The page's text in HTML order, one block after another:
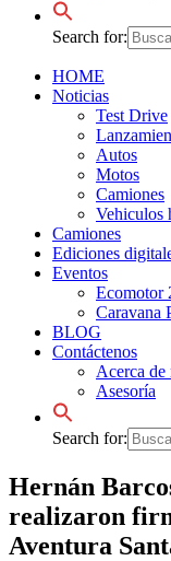
Search for:
HOME
Noticias
Test Drive
Autos
Motos
Camiones
Vehiculos
Camiones
Ediciones
Eventos
Ecomotor
Caravana
BLOG
Contáctenos
Acerca de
Asesoría
Search for:
Hernán
realizaron
Aventura